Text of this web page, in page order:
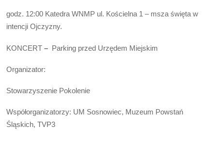
godz. 12:00 Katedra WNMP ul. Kościelna 1 – msza święta w
intencji Ojczyzny.
KONCERT – Parking przed Urzędem Miejskim
Organizator:
Stowarzyszenie Pokolenie
Współorganizatorzy: UM Sosnowiec, Muzeum Powstań
Śląskich, TVP3